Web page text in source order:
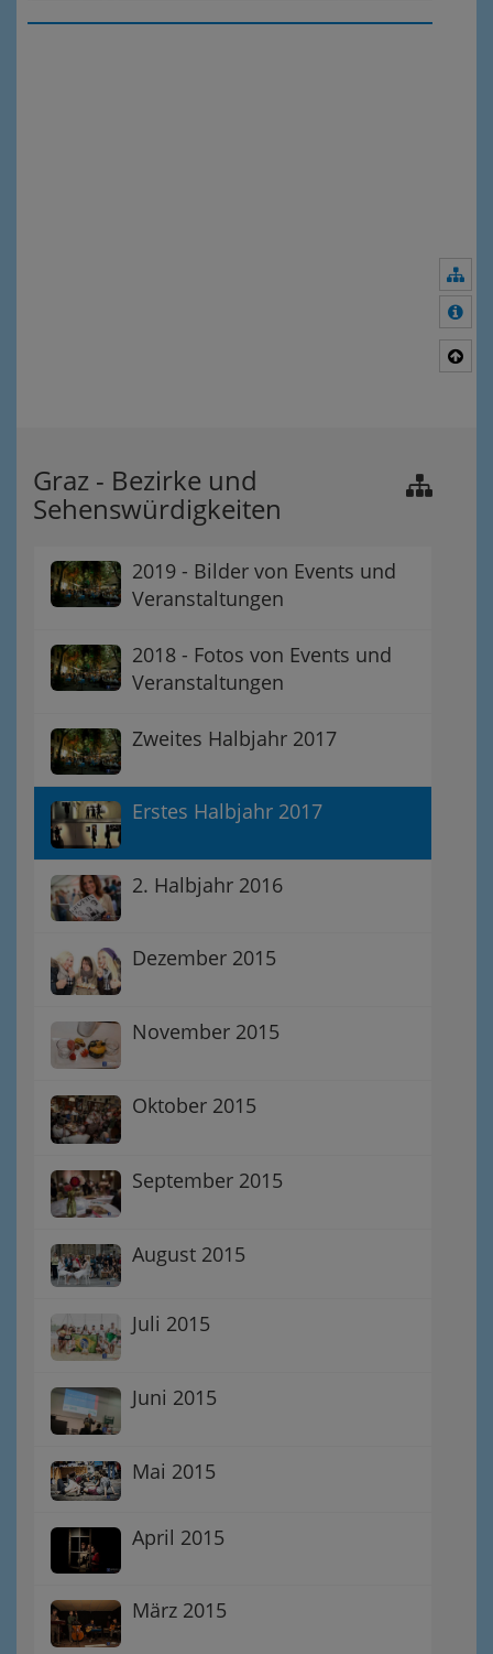
Graz - Bezirke und
Sehenswürdigkeiten
2019 - Bilder von Events und
Veranstaltungen
2018 - Fotos von Events und
Veranstaltungen
Zweites Halbjahr 2017
Erstes Halbjahr 2017
2. Halbjahr 2016
Dezember 2015
November 2015
Oktober 2015
September 2015
August 2015
Juli 2015
Juni 2015
Mai 2015
April 2015
März 2015